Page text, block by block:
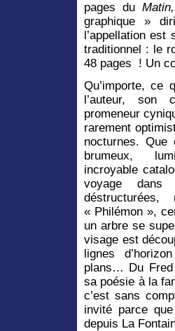
pages duMatin,
graphique »
l’appellation est
traditionnel : le
48 pages ! Un
Qu’importe, ce
l’auteur, son
promeneur
rarement
nocturnes. Que
brumeux,
incroyable
voyage dans
« Philémon »,
un arbre se
visage est
lignes
plans… Du Fred
sa poésie à la
c’est sans
invité parce
depuis La